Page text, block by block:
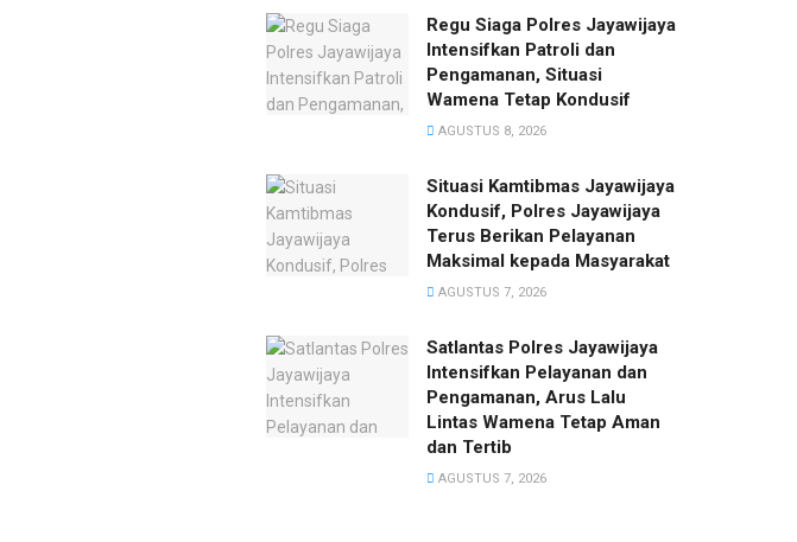
Regu Siaga Polres Jayawijaya
Intensifkan Patroli dan
Pengamanan, Situasi
Wamena Tetap Kondusif
AGUSTUS 8, 2026
Situasi Kamtibmas Jayawijaya
Kondusif, Polres Jayawijaya
Terus Berikan Pelayanan
Maksimal kepada Masyarakat
AGUSTUS 7, 2026
Satlantas Polres Jayawijaya
Intensifkan Pelayanan dan
Pengamanan, Arus Lalu
Lintas Wamena Tetap Aman
dan Tertib
AGUSTUS 7, 2026